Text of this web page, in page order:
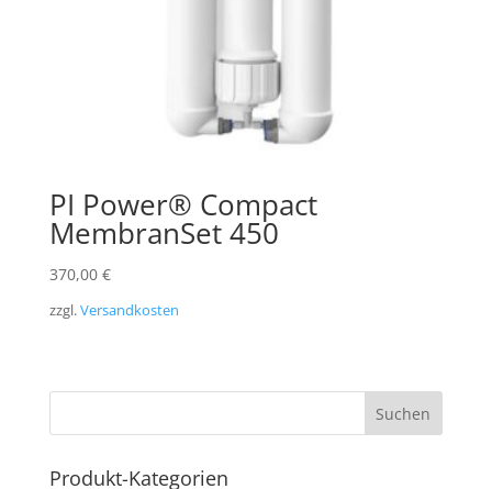
PI Power® Compact
MembranSet 450
370,00 €
zzgl.Versandkosten
Produkt-Kategorien